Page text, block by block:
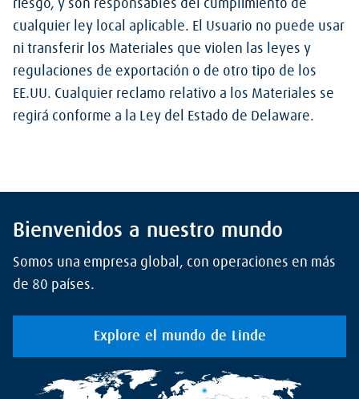
riesgo, y son responsables del cumplimiento de
cualquier ley local aplicable. El Usuario no puede usar
ni transferir los Materiales que violen las leyes y
regulaciones de exportación o de otro tipo de los
EE.UU. Cualquier reclamo relativo a los Materiales se
regirá conforme a la Ley del Estado de Delaware.
Bienvenidos a nuestro mundo
Somos una empresa global, con operaciones en más
de 80 países.
Explore el mundo de Linde